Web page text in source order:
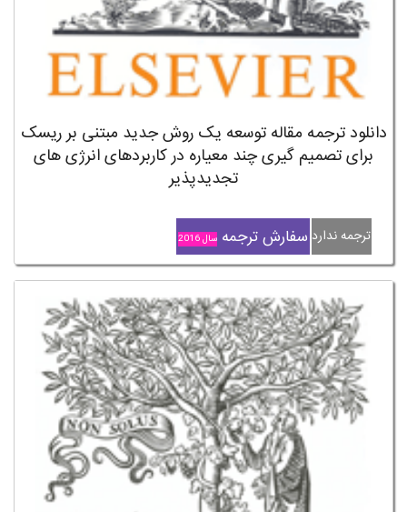
دانلود ترجمه مقاله توسعه یک روش جدید مبتنی بر ریسک
برای تصمیم گیری چند معیاره در کاربردهای انرژی های
تجدیدپذیر
ترجمه ندارد سفارش ترجمه سال 2016